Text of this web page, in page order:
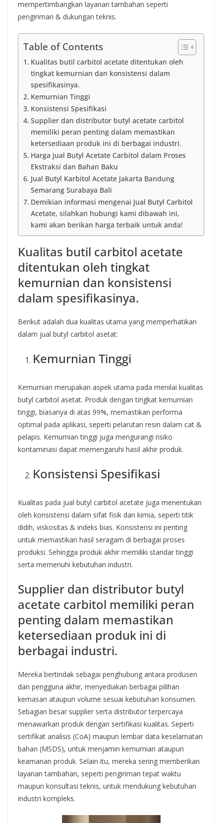
mempertimbangkan layanan tambahan seperti
pengiriman & dukungan teknis.
Table of Contents
Kualitas butil carbitol acetate ditentukan oleh
tingkat kemurnian dan konsistensi dalam
spesifikasinya.
Kemurnian Tinggi
Konsistensi Spesifikasi
Supplier dan distributor butyl acetate carbitol
memiliki peran penting dalam memastikan
ketersediaan produk ini di berbagai industri.
Harga jual Butyl Acetate Carbitol dalam Proses
Ekstraksi dan Bahan Baku
Jual Butyl Karbitol Acetate Jakarta Bandung
Semarang Surabaya Bali
Demikian informasi mengenai Jual Butyl Carbitol
Acetate, silahkan hubungi kami dibawah ini,
kami akan berikan harga terbaik untuk anda!
Kualitas butil carbitol acetate
ditentukan oleh tingkat
kemurnian dan konsistensi
dalam spesifikasinya.
Berikut adalah dua kualitas utama yang memperhatikan
dalam jual butyl carbitol asetat:
Kemurnian Tinggi
Kemurnian merupakan aspek utama pada menilai kualitas
butyl carbitol asetat. Produk dengan tingkat kemurnian
tinggi, biasanya di atas 99%, memastikan performa
optimal pada aplikasi, seperti pelarutan resin dalam cat &
pelapis. Kemurnian tinggi juga mengurangi risiko
kontaminasi dapat memengaruhi hasil akhir produk.
Konsistensi Spesifikasi
Kualitas pada jual butyl carbitol acetate juga menentukan
oleh konsistensi dalam sifat fisik dan kimia, seperti titik
didih, viskositas & indeks bias. Konsistensi ini penting
untuk memastikan hasil seragam di berbagai proses
produksi. Sehingga produk akhir memiliki standar tinggi
serta memenuhi kebutuhan industri.
Supplier dan distributor butyl
acetate carbitol memiliki peran
penting dalam memastikan
ketersediaan produk ini di
berbagai industri.
Mereka bertindak sebagai penghubung antara produsen
dan pengguna akhir, menyediakan berbagai pilihan
kemasan ataupun volume sesuai kebutuhan konsumen.
Sebagian besar supplier serta distributor terpercaya
menawarkan produk dengan sertifikasi kualitas. Seperti
sertifikat analisis (CoA) maupun lembar data keselamatan
bahan (MSDS), untuk menjamin kemurnian ataupun
keamanan produk. Selain itu, mereka sering memberikan
layanan tambahan, seperti pengiriman tepat waktu
maupun konsultasi teknis, untuk mendukung kebutuhan
industri kompleks.